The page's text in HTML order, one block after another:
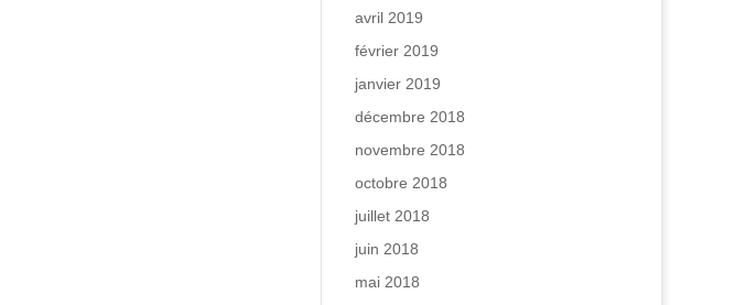
avril 2019
février 2019
janvier 2019
décembre 2018
novembre 2018
octobre 2018
juillet 2018
juin 2018
mai 2018